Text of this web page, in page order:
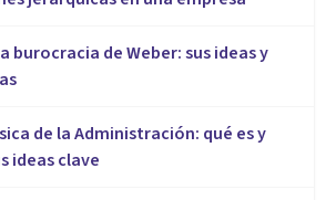
burocracia de Weber: sus ideas y
de la Administración: qué es y
ideas clave